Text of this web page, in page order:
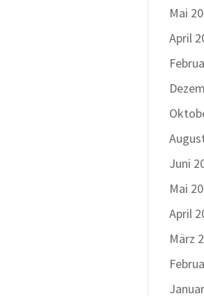
Mai
April
Juni
Mai
April
März